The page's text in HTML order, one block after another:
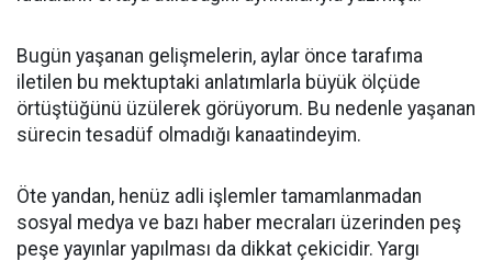
Bugün yaşanan gelişmelerin, aylar önce tarafıma
iletilen bu mektuptaki anlatımlarla büyük ölçüde
örtüştüğünü üzülerek görüyorum. Bu nedenle yaşanan
sürecin tesadüf olmadığı kanaatindeyim.
Öte yandan, henüz adli işlemler tamamlanmadan
sosyal medya ve bazı haber mecraları üzerinden peş
peşe yayınlar yapılması da dikkat çekicidir. Yargı